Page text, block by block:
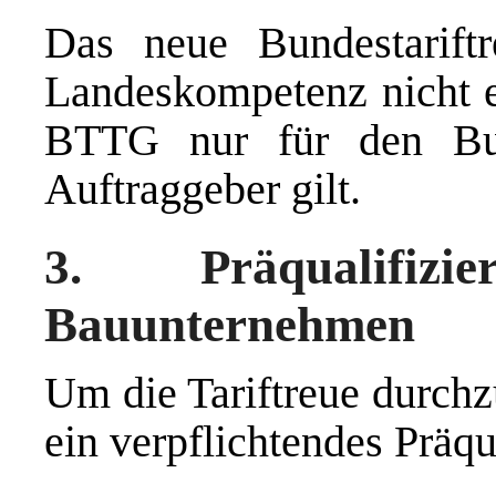
Das neue
Landeskompetenz nicht
BTTG nur für den
Auftraggeber gilt.
3.
Bauunternehmen
Um die Tariftreue
ein verpflichtendes